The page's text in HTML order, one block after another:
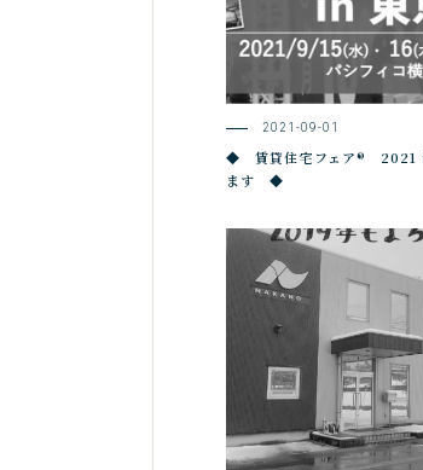
2021-09-01
◆ 賃貸住宅フェア® 2021
ます ◆